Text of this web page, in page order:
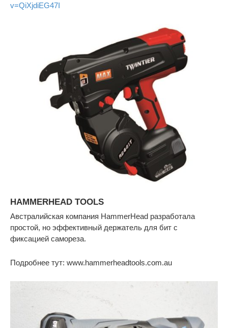
v=QiXjdiEG47I
HAMMERHEAD TOOLS
Австралийская компания HammerHead разработала
простой, но эффективный держатель для бит с
фиксацией самореза.
Подробнее тут: www.hammerheadtools.com.au